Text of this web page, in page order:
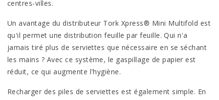
centres-villes.
Un avantage du distributeur Tork Xpress® Mini Multifold est
qu'il permet une distribution feuille par feuille. Qui n'a
jamais tiré plus de serviettes que nécessaire en se séchant
les mains ? Avec ce système, le gaspillage de papier est
réduit, ce qui augmente l'hygiène.
Recharger des piles de serviettes est également simple. En